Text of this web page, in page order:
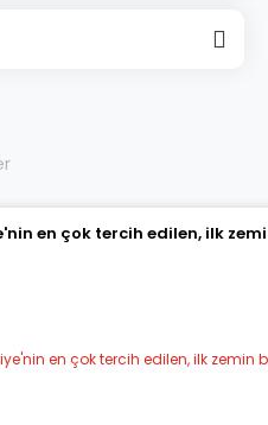
en çok tercih edilen, ilk